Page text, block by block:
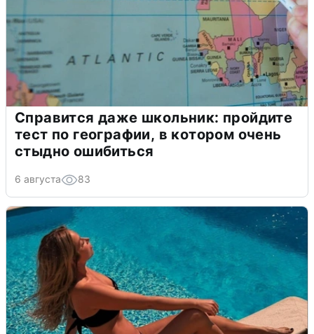
Справится даже школьник: пройдите
тест по географии, в котором очень
стыдно ошибиться
6 августа 83